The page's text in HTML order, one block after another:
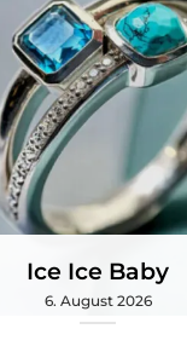
Ice Ice Baby
6. August 2026